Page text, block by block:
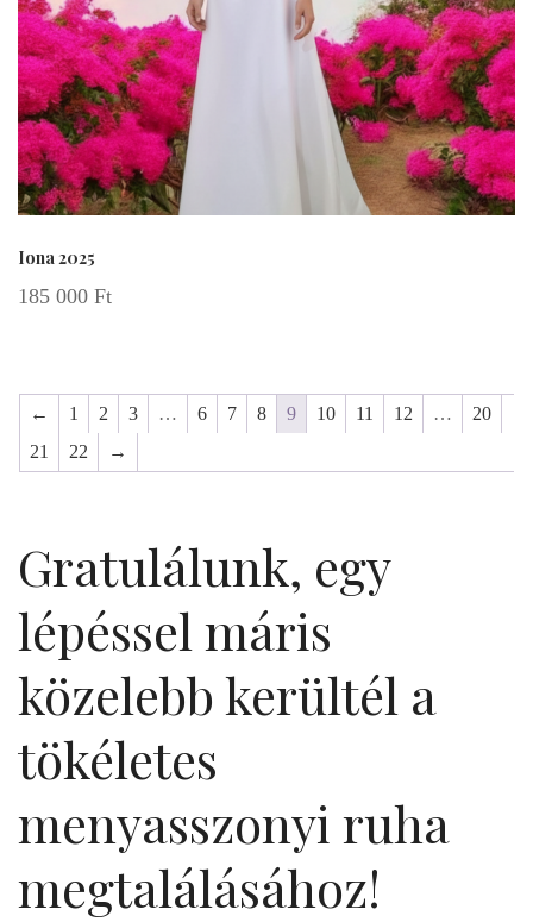
Iona 2025
185 000 Ft
← 1 2 3 … 6 7 8 9 10 11 12 …
20
21
22 →
Gratulálunk, egy
lépéssel máris
közelebb kerültél a
tökéletes
menyasszonyi ruha
megtalálásához!